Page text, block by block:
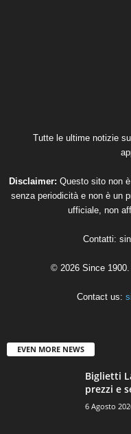
Tutte le ultime notizie
Disclaimer: Questo sito non
senza periodicità e non è un
ufficiale, non
Contatti:
© 2026 Since
Contact us:
EVEN MORE NEWS
Biglietti
prezzi e
6 Agosto